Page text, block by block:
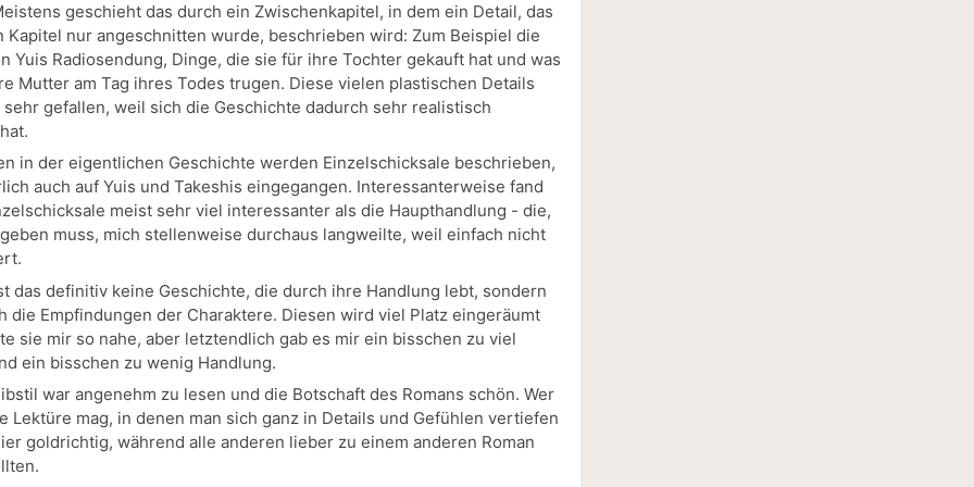
geschieht das durch ein Zwischenkapitel, in dem ein Detail, das
Kapitel nur angeschnitten wurde, beschrieben wird: Zum Beispiel die
Yuis Radiosendung, Dinge, die sie für ihre Tochter gekauft hat und was
Mutter am Tag ihres Todes trugen. Diese vielen plastischen Details
sehr gefallen, weil sich die Geschichte dadurch sehr realistisch
in der eigentlichen Geschichte werden Einzelschicksale beschrieben,
auch auf Yuis und Takeshis eingegangen. Interessanterweise fand
meist sehr viel interessanter als die Haupthandlung - die,
muss, mich stellenweise durchaus langweilte, weil einfach nicht
das definitiv keine Geschichte, die durch ihre Handlung lebt, sondern
die Empfindungen der Charaktere. Diesen wird viel Platz eingeräumt
sie mir so nahe, aber letztendlich gab es mir ein bisschen zu viel
ein bisschen zu wenig Handlung.
war angenehm zu lesen und die Botschaft des Romans schön. Wer
Lektüre mag, in denen man sich ganz in Details und Gefühlen vertiefen
goldrichtig, während alle anderen lieber zu einem anderen Roman